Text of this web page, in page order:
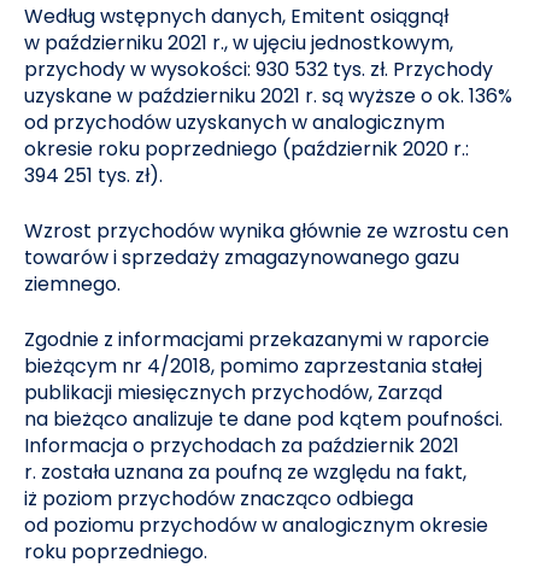
Według wstępnych danych, Emitent osiągnął
w październiku 2021 r., w ujęciu jednostkowym,
przychody w wysokości: 930 532 tys. zł. Przychody
uzyskane w październiku 2021 r. są wyższe o ok. 136%
od przychodów uzyskanych w analogicznym
okresie roku poprzedniego (październik 2020 r.:
394 251 tys. zł).
Wzrost przychodów wynika głównie ze wzrostu cen
towarów i sprzedaży zmagazynowanego gazu
ziemnego.
Zgodnie z informacjami przekazanymi w raporcie
bieżącym nr 4/2018, pomimo zaprzestania stałej
publikacji miesięcznych przychodów, Zarząd
na bieżąco analizuje te dane pod kątem poufności.
Informacja o przychodach za październik 2021
r. została uznana za poufną ze względu na fakt,
iż poziom przychodów znacząco odbiega
od poziomu przychodów w analogicznym okresie
roku poprzedniego.